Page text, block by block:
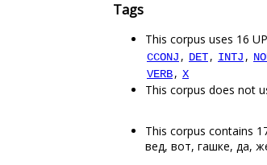
Tags
This corpus uses 16
CCONJ , DET, INTJ ,
VERB, X
This corpus does not
This corpus contains
вед, вот, гашке, да,